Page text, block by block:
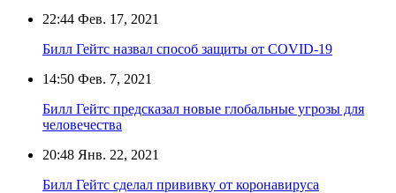
22:44 Фев. 17, 2021
Билл Гейтс назвал способ защиты от COVID-19
14:50 Фев. 7, 2021
Билл Гейтс предсказал новые глобальные угрозы для
человечества
20:48 Янв. 22, 2021
Билл Гейтс сделал прививку от коронавируса